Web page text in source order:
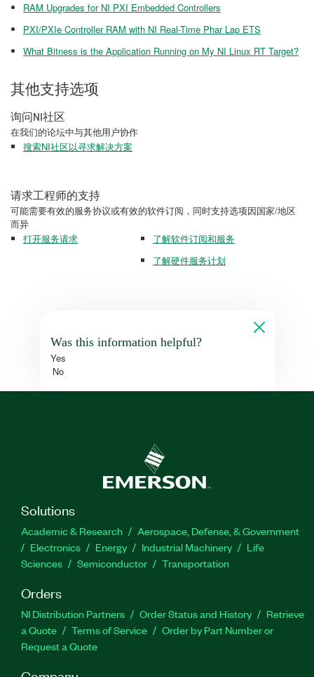
RAM Upgrades for NI PXI Embedded Controllers
PXI/PXIe Controller RAM with NI Real-Time Phar Lap ETS
What Bitness is the Application Running on My NI Linux RT Target?
其他支持选项
询问NI社区
在我们的论坛中与其他用户协作
搜索NI社区以寻求解决方案
请求工程师的支持
可能需要有效的服务协议或有效的软件订阅，同时支持选项因国家/地区
而异
打开服务请求
了解软件订阅和服务
了解硬件服务计划
Was this information helpful?
Yes
No
Solutions
Academic & Research
Aerospace, Defense, & Government
Electronics
Energy Industrial Machinery
Life
Sciences
Semiconductor Transportation
Orders
NI Distribution Partners Order Status and History
Retrieve
a Quote
Terms of Service
Order by Part Number or
Request a Quote